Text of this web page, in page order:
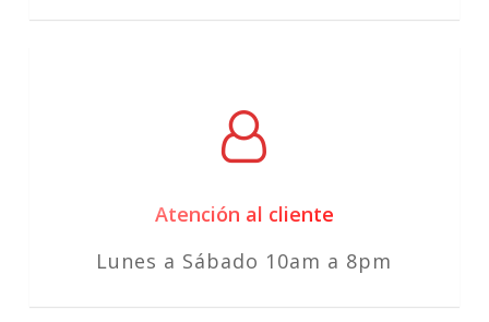
Atención al cliente
Lunes a Sábado 10am a 8pm